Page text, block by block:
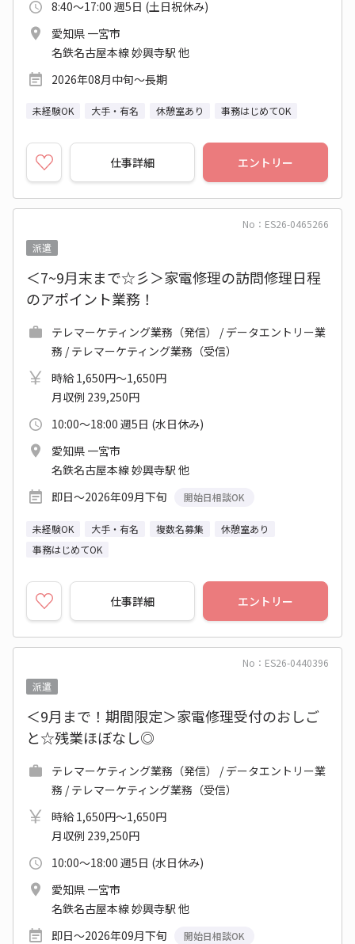
8:40～17:00 週5日 (土日祝休み)
愛知県 一宮市
名鉄名古屋本線 妙興寺駅 他
2026年08月中旬～長期
未経験OK 大手・有名 休憩室あり 事務はじめてOK
仕事詳細 エントリー
No：ES26-0465266
派遣
＜7~9月末まで☆彡＞家電修理の訪問修理日程
のアポイント業務！
テレマーケティング業務（発信） / データエントリー業
務 / テレマーケティング業務（受信）
時給 1,650円～1,650円
月収例 239,250円
10:00～18:00 週5日 (水日休み)
愛知県 一宮市
名鉄名古屋本線 妙興寺駅 他
即日～2026年09月下旬
開始日相談OK
未経験OK 大手・有名 複数名募集
休憩室あり
事務はじめてOK
仕事詳細 エントリー
No：ES26-0440396
派遣
＜9月まで！期間限定＞家電修理受付のおしご
と☆残業ほぼなし◎
テレマーケティング業務（発信） / データエントリー業
務 / テレマーケティング業務（受信）
時給 1,650円～1,650円
月収例 239,250円
10:00～18:00 週5日 (水日休み)
愛知県 一宮市
名鉄名古屋本線 妙興寺駅 他
即日～2026年09月下旬
開始日相談OK